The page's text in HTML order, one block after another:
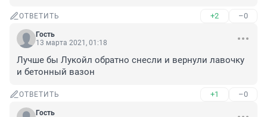
ОТВЕТИТЬ +2 –0
Гость
13 марта 2021, 01:18
Лучше бы Лукойл обратно снесли и вернули лавочку
и бетонный вазон
ОТВЕТИТЬ +1 –0
Гость